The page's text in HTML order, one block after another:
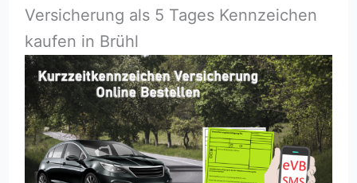
Versicherung als 5 Tages Kennzeichen
kaufen in Brühl